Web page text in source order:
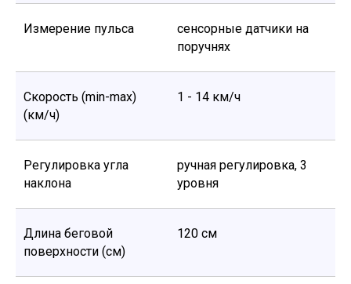
Измерение пульса
сенсорные датчики на
поручнях
Скорость (min-max)
(км/ч)
1 - 14 км/ч
Регулировка угла
наклона
ручная регулировка, 3
уровня
Длина беговой
поверхности (см)
120 см